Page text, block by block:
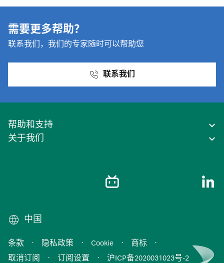
需要更多帮助？
联系我们，我们的专家随时可以帮助您
联系我们
帮助和支持
关于我们
中国
条款 · 隐私政策 · Cookie · 商标
·
取消订阅
· 订阅设置 · 沪ICP备2020031023号-2